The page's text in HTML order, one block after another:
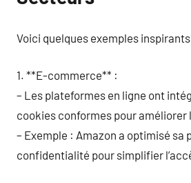
Voici quelques exemples
1. **E-commerce** :
– Les plateformes en ligne ont
cookies conformes pour améliorer
– Exemple : Amazon a optimisé sa
confidentialité pour simplifier